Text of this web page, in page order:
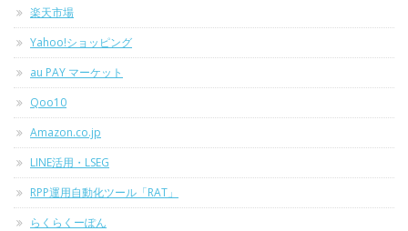
楽天市場
Yahoo!ショッピング
au PAY マーケット
Qoo10
Amazon.co.jp
LINE活用・LSEG
RPP運用自動化ツール「RAT」
らくらくーぽん